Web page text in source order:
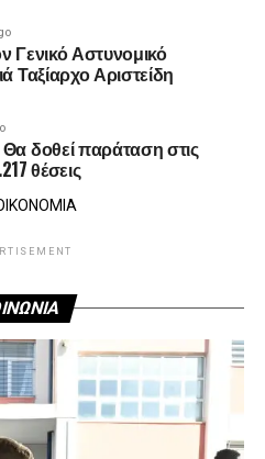
Γενικό Αστυνομικό
Ταξίαρχο Αριστείδη
δοθεί παράταση στις
θέσεις